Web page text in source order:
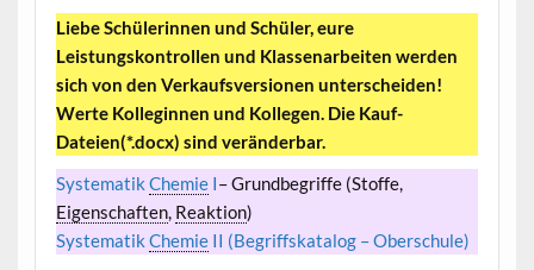
Liebe Schülerinnen und Schüler, eure
Leistungskontrollen und Klassenarbeiten werden
sich von den Verkaufsversionen unterscheiden!
Werte Kolleginnen und Kollegen. Die Kauf-
Dateien(*.docx) sind veränderbar.
Systematik ChemieI– Grundbegriffe (Stoffe,
Eigenschaften, Reaktion)
Systematik ChemieII (Begriffskatalog – Oberschule)